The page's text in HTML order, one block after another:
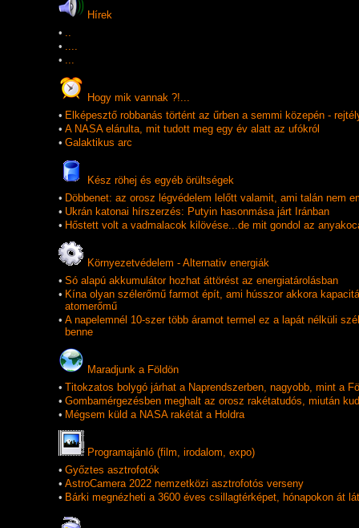
Hí­rek
• ..
• ....
• ...
Hogy mik vannak ?!...
• Elképesztő robbanás történt az űrben a semmi közepén -
• A NASA elárulta, mit tudott meg egy év alatt az ufókról
• Galaktikus arc
Kész röhej és egyéb örültségek
• Döbbenet: az orosz légvédelem lelőtt valamit, ami talán nem
• Ukrán katonai hírszerzés: Putyin hasonmása járt Iránban
• Hőstett volt a vadmalacok kilövése...de mit gondol az
Környezetvédelem - Alternativ energiák
• Só alapú akkumulátor hozhat áttörést az energiatárolásban
• Kína olyan szélerőmű farmot épít, ami hússzor akkora
atomerőmű
• A napelemnél 10-szer több áramot termel ez a lapát nélküli
benne
Maradjunk a Földön
• Titokzatos bolygó járhat a Naprendszerben, nagyobb, mint a
• Gombamérgezésben meghalt az orosz rakétatudós, miután
• Mégsem küld a NASA rakétát a Holdra
Programajánló (film, irodalom, expo)
• Győztes asztrofotók
• AstroCamera 2022 nemzetközi asztrofotós verseny
• Bárki megnézheti a 3600 éves csillagtérképet, hónapokon át